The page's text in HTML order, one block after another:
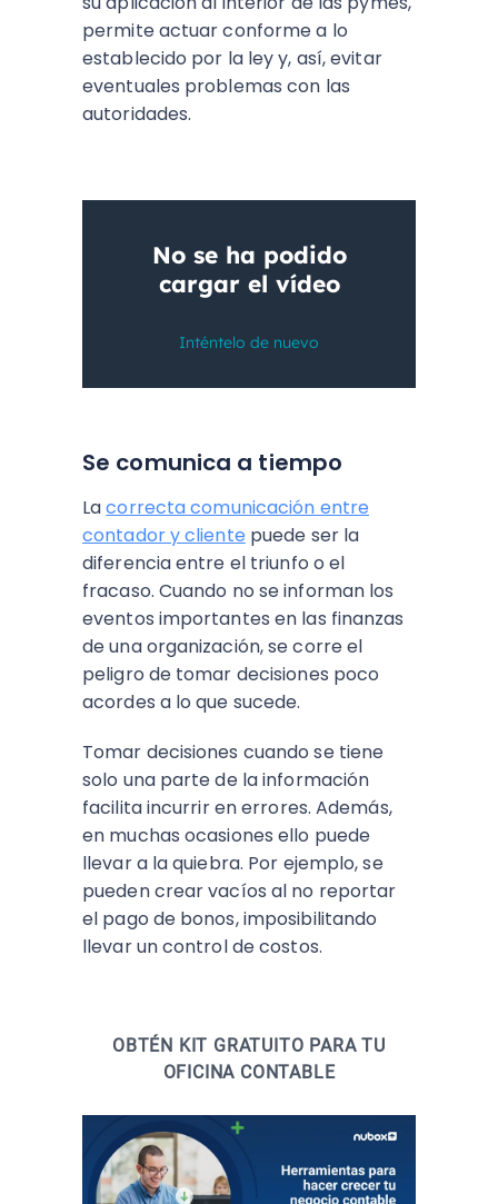
permite actuar conforme a lo
establecido por la ley y, así, evitar
eventuales problemas con las
autoridades.
Se comunica a tiempo
Lacorrecta comunicación entre
contador y cliente puede ser la
diferencia entre el triunfo o el
fracaso. Cuando no se informan los
eventos importantes en las finanzas
de una organización, se corre el
peligro de tomar decisiones poco
acordes a lo que sucede.
Tomar decisiones cuando se tiene
solo una parte de la información
facilita incurrir en errores. Además,
en muchas ocasiones ello puede
llevar a la quiebra. Por ejemplo, se
pueden crear vacíos al no reportar
el pago de bonos, imposibilitando
llevar un control de costos.
OBTÉN KIT GRATUITO PARA TU
OFICINA CONTABLE